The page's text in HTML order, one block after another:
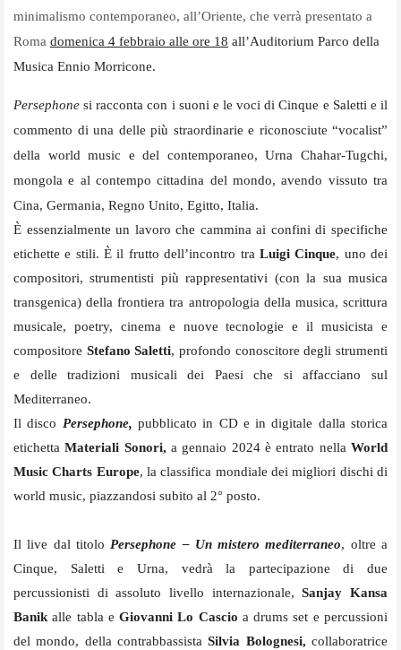
minimalismo contemporaneo, all’Oriente, che verrà presentato a
Roma domenica 4 febbraio alle ore 18 all’Auditorium Parco della
Musica Ennio Morricone.
Persephone si racconta con i suoni e le voci di Cinque e Saletti e il
commento di una delle più straordinarie e riconosciute “vocalist”
della world music e del contemporaneo, Urna Chahar-Tugchi,
mongola e al contempo cittadina del mondo, avendo vissuto tra
Cina, Germania, Regno Unito, Egitto, Italia.
È essenzialmente un lavoro che cammina ai confini di specifiche
etichette e stili. È il frutto dell’incontro tra Luigi Cinque, uno dei
compositori, strumentisti più rappresentativi (con la sua musica
transgenica) della frontiera tra antropologia della musica, scrittura
musicale, poetry, cinema e nuove tecnologie e il musicista e
compositore Stefano Saletti, profondo conoscitore degli strumenti
e delle tradizioni musicali dei Paesi che si affacciano sul
Mediterraneo.
Il disco Persephone, pubblicato in CD e in digitale dalla storica
etichettaMateriali Sonori, a gennaio 2024 è entrato nella World
Music Charts Europe, la classifica mondiale dei migliori dischi di
world music, piazzandosi subito al 2° posto.
Il live dal titolo Persephone – Un mistero mediterraneo, oltre a
Cinque, Saletti e Urna, vedrà la partecipazione di due
percussionisti di assoluto livello internazionale,Sanjay Kansa
Banik alle tabla eGiovanni Lo Cascio a drums set e percussioni
del mondo, della contrabbassistaSilvia Bolognesi,collaboratrice